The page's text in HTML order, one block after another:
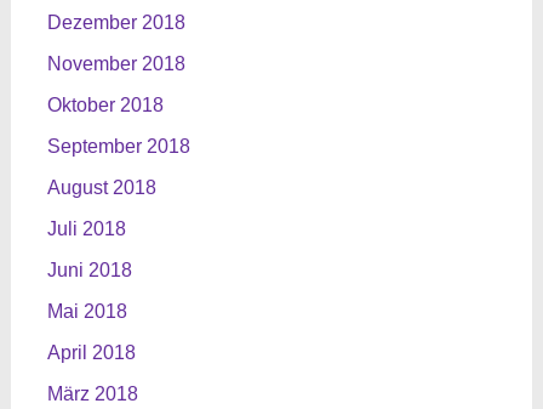
Dezember 2018
November 2018
Oktober 2018
September 2018
August 2018
Juli 2018
Juni 2018
Mai 2018
April 2018
März 2018